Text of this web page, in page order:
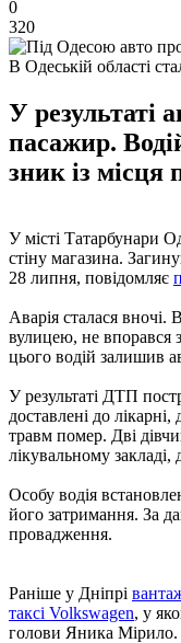
0
320
В Одеській області
У результаті
пасажир.
зник із місця
У місті Татарбунари
стіну магазина.
28 липня, повідомляє
Аварія сталася
вулицею, не впорався
цього водій залишив
У результаті ДТП
доставлені до
травм помер. Дві
лікувальному
Особу водія
його затримання. За
провадження.
Раніше у Дніпрі
таксі Volkswagen, у
голови Яника Мірило.